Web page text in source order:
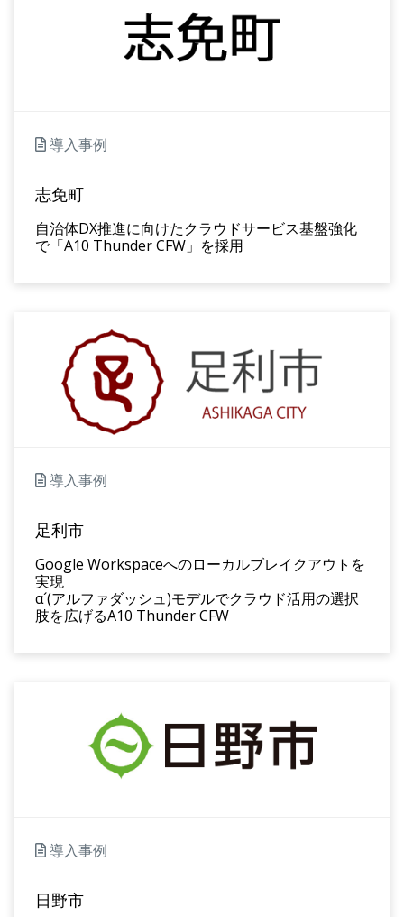
導入事例
志免町
自治体DX推進に向けたクラウドサービス基盤強化
で「A10 Thunder CFW」を採用
導入事例
足利市
Google Workspaceへのローカルブレイクアウトを
実現
α´(アルファダッシュ)モデルでクラウド活用の選択
肢を広げるA10 Thunder CFW
導入事例
日野市